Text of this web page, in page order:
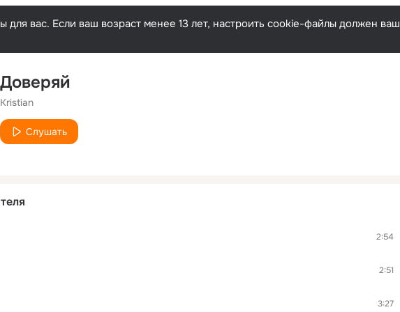
вас. Если ваш возраст менее 13 лет, настроить cookie-файлы должен ваш
Доверяй
Kristian
Слушать
2:54
2:51
3:27